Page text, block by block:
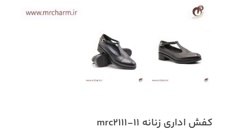
کفش اداری زنانه mrc2111-11